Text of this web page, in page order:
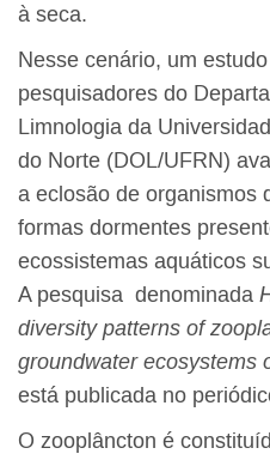
à seca.
Nesse cenário, um
pesquisadores do
Limnologia da
do Norte (DOL/UFRN)
a eclosão de organismos
formas dormentes
ecossistemas aquáticos
A pesquisa denominada
diversity patterns of
groundwater ecosystems
está publicada no
O zooplâncton é